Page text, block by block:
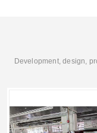
Development, design,